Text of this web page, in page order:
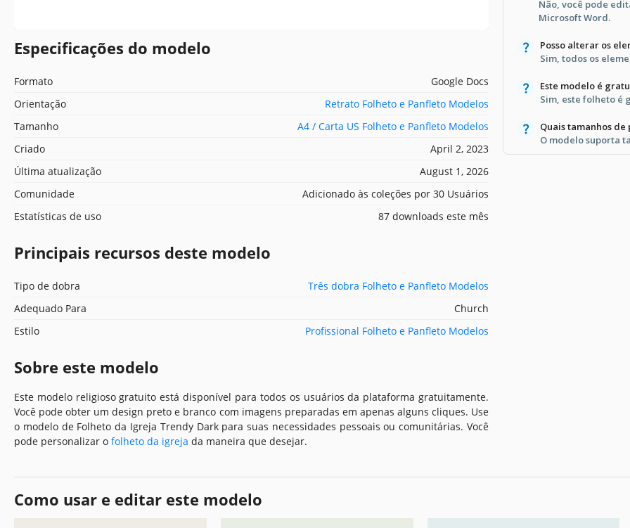
Especificações do modelo
Formato
Google Docs
Orientação
Retrato Folheto e Panfleto Modelos
Tamanho
A4 / Carta US Folheto e Panfleto Modelos
Criado
April 2, 2023
Última atualização
August 1, 2026
Comunidade
Adicionado às coleções por 30 Usuários
Estatísticas de uso
87 downloads este mês
Principais recursos deste modelo
Tipo de dobra
Três dobra Folheto e Panfleto Modelos
Adequado Para
Church
Estilo
Profissional Folheto e Panfleto Modelos
Sobre este modelo
Este modelo religioso gratuito está disponível para todos os usuários da plataforma gratuitamente.
Você pode obter um design preto e branco com imagens preparadas em apenas alguns cliques. Use
o modelo de Folheto da Igreja Trendy Dark para suas necessidades pessoais ou comunitárias. Você
pode personalizar o folheto da igreja da maneira que desejar.
Não, você pode
Microsoft Word.
Posso alterar os
Sim, todos os
Este modelo é
Sim, este folheto é
Quais tamanhos
O modelo suporta
Como usar e editar este modelo